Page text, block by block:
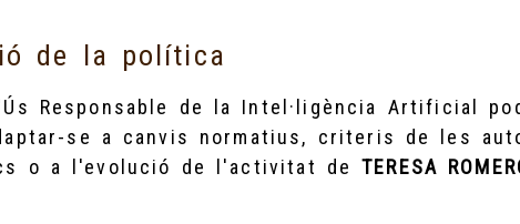
de la política
Responsable de la Intel·ligència Artificial
se a canvis normatius, criteris de les
o a l'evolució de l'activitat deTERESA